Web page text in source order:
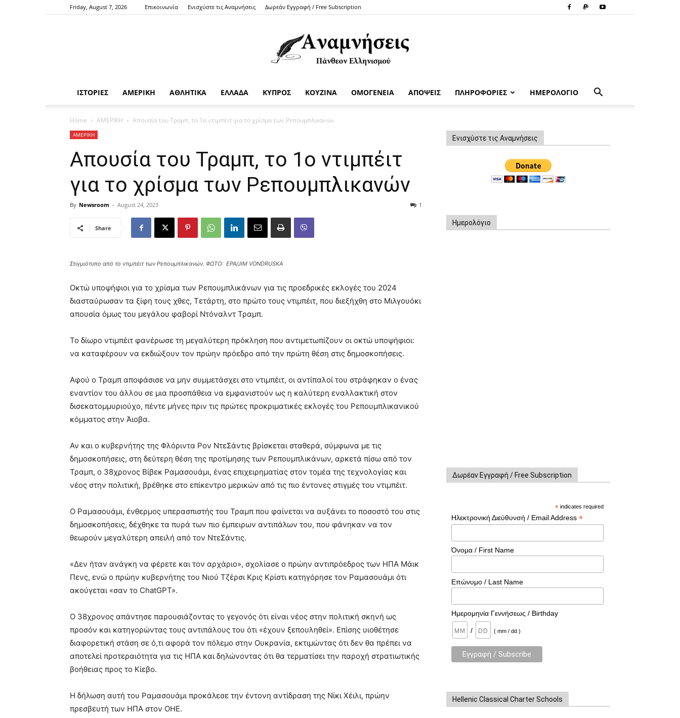
Friday, August 7, 2026 Επικοινωνία Ενισχύστε τις Αναμνήσεις Δωρεάν Εγγραφή / Free Subscription
ΙΣΤΟΡΙΕΣ ΑΜΕΡΙΚΗ ΑΘΛΗΤΙΚΑ ΕΛΛΑΔΑ ΚΥΠΡΟΣ ΚΟΥΖΙΝΑ ΟΜΟΓΕΝΕΙΑ ΑΠΟΨΕΙΣ ΠΛΗΡΟΦΟΡΙΕΣ ΗΜΕΡΟΛΟΓΙΟ
Home ΑΜΕΡΙΚΗ Απουσία του Τραμπ, το 1ο ντιμπέιτ για το χρίσμα των Ρεπουμπλικανών
ΑΜΕΡΙΚΗ
Απουσία του Τραμπ, το 1ο ντιμπέιτ
για το χρίσμα των Ρεπουμπλικανών
By Newsroom - August 24, 2023 1
Share
Στιγμιότυπο από το ντιμπέιτ των Ρεπουμπλικανών. ΦΩΤΟ: EPA/JIM VONDRUSKA
Οκτώ υποψήφιοι για το χρίσμα των Ρεπουμπλικάνων για τις προεδρικές εκλογές του 2024
διασταύρωσαν τα ξίφη τους χθες, Τετάρτη, στο πρώτο τους ντιμπέιτ, που διεξήχθη στο Μιλγουόκι
απουσία όμως του μεγάλου φαβορί Ντόναλντ Τραμπ.
Το δίωρο ντιμπέιτ φανέρωσε τη μεγαλύτερη πρόκληση που αντιμετωπίζουν οι οκτώ υποψήφιοι:
να καταφέρουν να εκδιώξουν τον πρώην πρόεδρο από την πρώτη θέση στις δημοσκοπήσεις.
Αφού ο Τραμπ αποφάσισε να μην συμμετάσχει στο ντιμπέιτ, οι αντίπαλοί του στράφηκαν ο ένας
εναντίον του άλλου σε μια προσπάθεια να εμφανιστούν ως η καλύτερη εναλλακτική στον
δισεκατομμυριούχο, πέντε μήνες πριν τις πρώτες προκριματικές εκλογές του Ρεπουμπλικανικού
κόμματος στην Άιοβα.
Αν και ο κυβερνήτης της Φλόριντα Ρον ΝτεΣάντις βρίσκεται σταθερά, σύμφωνα με τις
δημοσκοπήσεις, στη δεύτερη θέση της προτίμησης των Ρεπουμπλικάνων, αρκετά πίσω από τον
Τραμπ, ο 38χρονος Βίβεκ Ραμασουάμι, ένας επιχειρηματίας στον τομέα της τεχνολογίας και
νέος στην πολιτική, βρέθηκε στο επίκεντρο μερικών από τις πιο έντονες στιγμές του ντιμπέιτ.
Ο Ραμασουάμι, ένθερμος υπερασπιστής του Τραμπ που φαίνεται να αυξάνει το ποσοστό του στις
δημοσκοπήσεις, δέχθηκε τα πυρά των πιο έμπειρων αντιπάλων του, που φάνηκαν να τον
θεωρούν μεγαλύτερη απειλή από τον ΝτεΣάντις.
«Δεν ήταν ανάγκη να φέρετε και τον αρχάριο», σχολίασε ο πρώην αντιπρόεδρος των ΗΠΑ Μάικ
Πενς, ενώ ο πρώην κυβερνήτης του Νιού Τζέρσι Κρις Κρίστι κατηγόρησε τον Ραμασουάμι ότι
ακούγεται «σαν το ChatGPT».
Ο 38χρονος απάντησε παρουσιάζοντας το γεγονός ότι είναι νέος στην πολιτική σκηνή ως
προσόν και κατηγορώντας τους αντιπάλους του ότι «έχουν ξεπουληθεί». Επίσης υιοθέτησε
διαφορετική στάση σε ό,τι αφορά τον πόλεμο στην Ουκρανία, εκτιμώντας ότι δεν θα πρέπει να
αποτελεί προτεραιότητα για τις ΗΠΑ και δηλώνοντας ότι θα τερματίσει την παροχή στρατιωτικής
βοήθειας προς το Κίεβο.
Η δήλωση αυτή του Ραμασουάμι προκάλεσε την έντονη αντίδραση της Νίκι Χέιλι, πρώην
πρεσβευτή των ΗΠΑ στον ΟΗΕ.
Ενισχύστε τις Αναμνήσεις
Ημερολόγιο
Δωρέαν Εγγραφή / Free Subscription
* indicates required
Ηλεκτρονική Διεύθυνσή / Email Address *
Όνομα / First Name
Επώνυμο / Last Name
Ημερομηνία Γεννήσεως / Birthday
/ ( mm / dd )
Hellenic Classical Charter Schools